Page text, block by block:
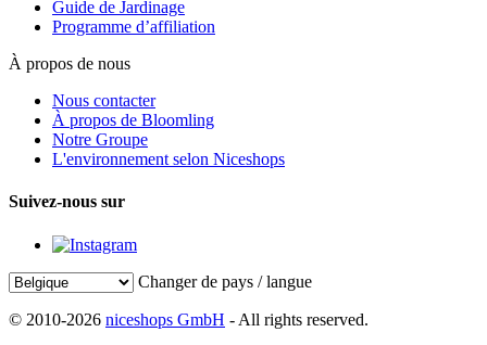
Guide de Jardinage
Programme d’affiliation
À propos de nous
Nous contacter
À propos de Bloomling
Notre Groupe
L'environnement selon Niceshops
Suivez-nous sur
Changer de pays / langue
© 2010-2026 niceshops GmbH - All rights reserved.